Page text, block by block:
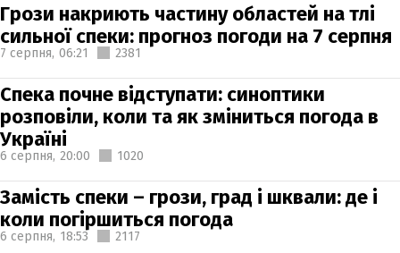
Грози накриють частину областей на тлі
сильної спеки: прогноз погоди на 7 серпня
7 серпня, 06:21 2381
Спека почне відступати: синоптики
розповіли, коли та як зміниться погода в
Україні
6 серпня, 20:00 1020
Замість спеки – грози, град і шквали: де і
коли погіршиться погода
6 серпня, 18:53 2117